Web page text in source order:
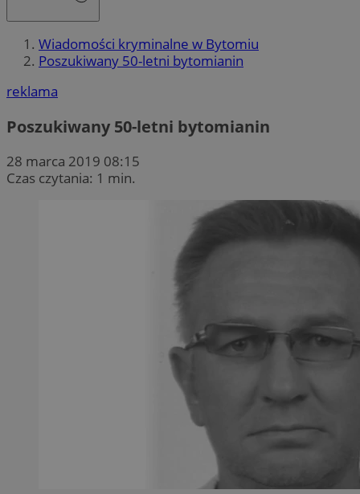
Wiadomości kryminalne w Bytomiu
Poszukiwany 50-letni bytomianin
reklama
Poszukiwany 50-letni bytomianin
28 marca 2019 08:15
Czas czytania: 1 min.